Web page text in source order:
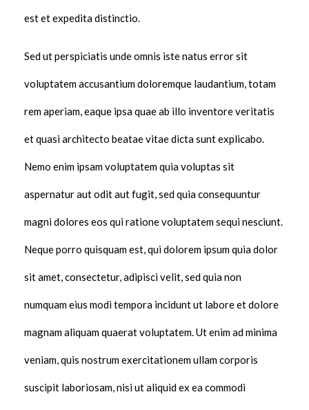
est et expedita distinctio.
Sed ut perspiciatis unde omnis iste natus error sit
voluptatem accusantium doloremque laudantium, totam
rem aperiam, eaque ipsa quae ab illo inventore veritatis
et quasi architecto beatae vitae dicta sunt explicabo.
Nemo enim ipsam voluptatem quia voluptas sit
aspernatur aut odit aut fugit, sed quia consequuntur
magni dolores eos qui ratione voluptatem sequi nesciunt.
Neque porro quisquam est, qui dolorem ipsum quia dolor
sit amet, consectetur, adipisci velit, sed quia non
numquam eius modi tempora incidunt ut labore et dolore
magnam aliquam quaerat voluptatem. Ut enim ad minima
veniam, quis nostrum exercitationem ullam corporis
suscipit laboriosam, nisi ut aliquid ex ea commodi